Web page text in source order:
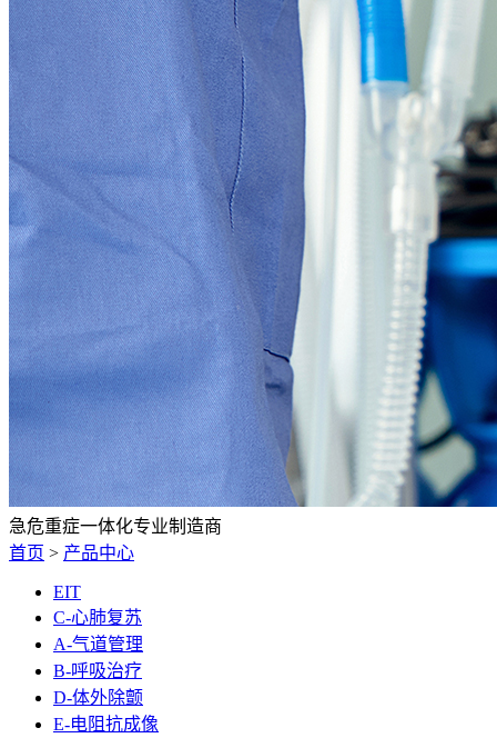
急危重症一体化专业制造商
首页 > 产品中心
EIT
C-心肺复苏
A-气道管理
B-呼吸治疗
D-体外除颤
E-电阻抗成像